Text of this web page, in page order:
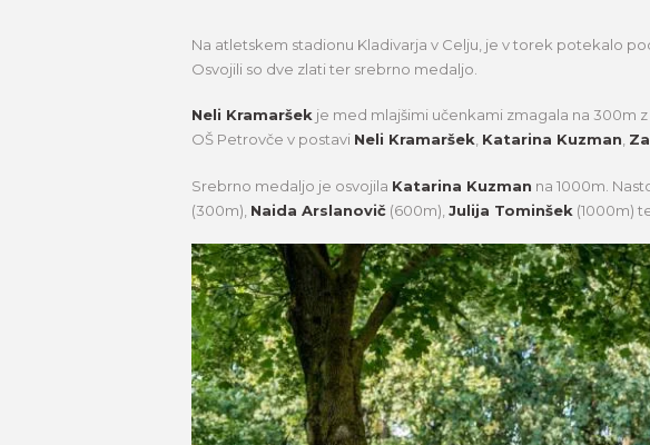
Na atletskem stadionu Kladivarja v Celju, je v torek potekalo
Osvojili so dve zlati ter srebrno medaljo.
Neli Kramaršek je med mlajšimi učenkami zmagala na 300m
OŠ Petrovče v postavi Neli Kramaršek, Katarina Kuzman,
Srebrno medaljo je osvojila Katarina Kuzman na 1000m.
(300m), Naida Arslanovič (600m), Julija Tominšek (1000m)